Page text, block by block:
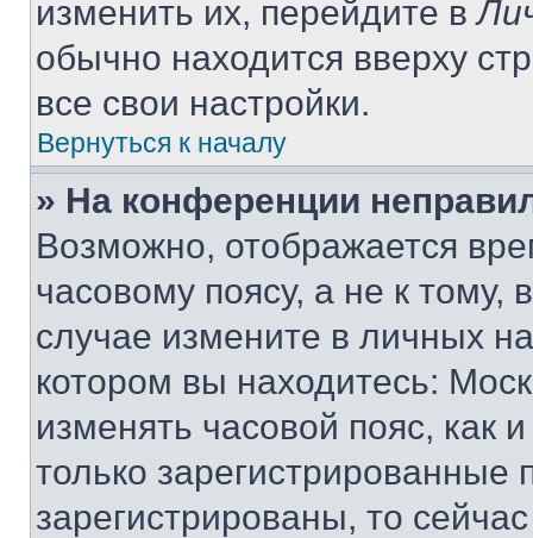
изменить их, перейдите в
обычно находится вверху
все свои настройки.
Вернуться к началу
» На конференции
Возможно, отображается
часовому поясу, а не к тому,
случае измените в личных
котором вы находитесь:
изменять часовой пояс, как
только
зарегистрированы, то